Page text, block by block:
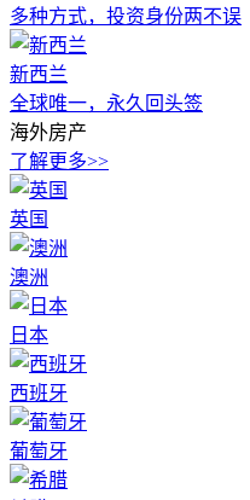
多种方式，投资身份两不误
新西兰
全球唯一，永久回头签
海外房产
了解更多>>
英国
澳洲
日本
西班牙
葡萄牙